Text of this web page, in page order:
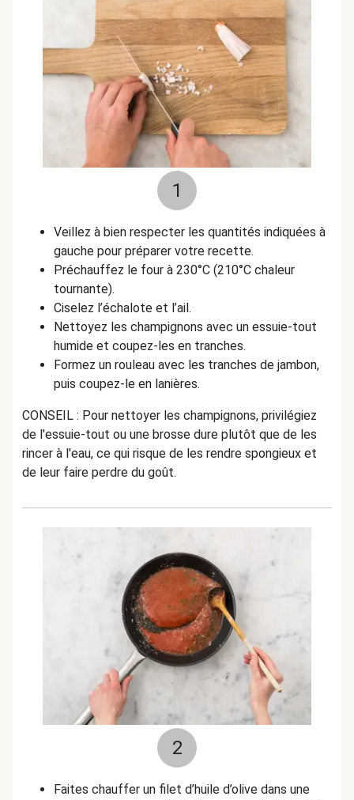
1
Veillez à bien respecter les quantités indiquées à
gauche pour préparer votre recette.
Préchauffez le four à 230°C (210°C chaleur
tournante).
Ciselez l’échalote et l’ail.
Nettoyez les champignons avec un essuie-tout
humide et coupez-les en tranches.
Formez un rouleau avec les tranches de jambon,
puis coupez-le en lanières.
CONSEIL : Pour nettoyer les champignons, privilégiez
de l'essuie-tout ou une brosse dure plutôt que de les
rincer à l'eau, ce qui risque de les rendre spongieux et
de leur faire perdre du goût.
2
Faites chauffer un filet d’huile d’olive dans une